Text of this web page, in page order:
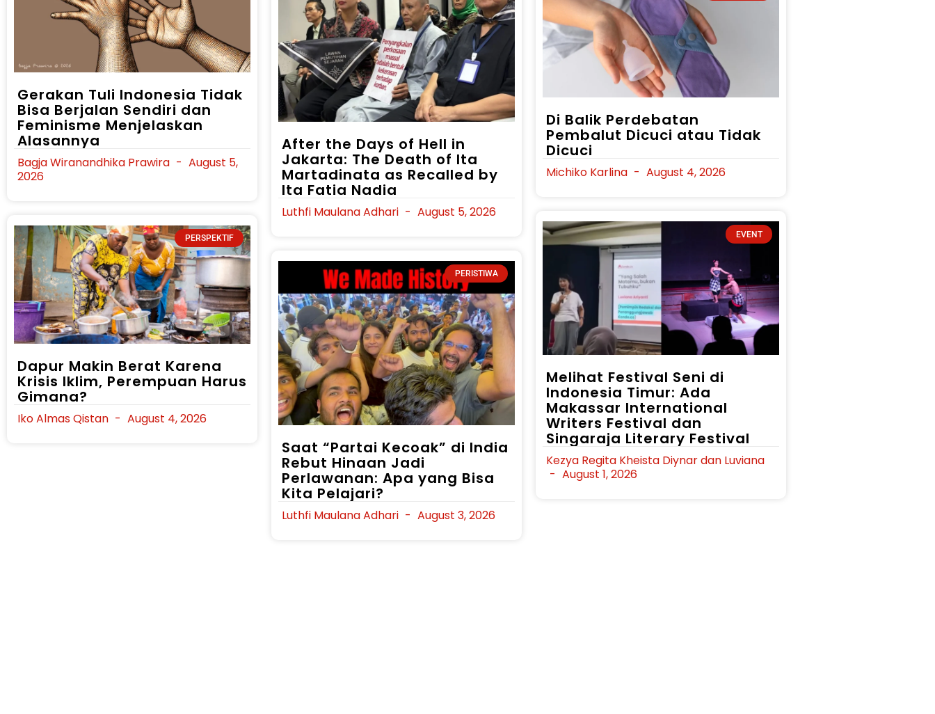
Gerakan Tuli Indonesia Tidak
Bisa Berjalan Sendiri dan
Feminisme Menjelaskan
Alasannya
Bagja Wiranandhika Prawira
August 5,
2026
After the Days of Hell in
Jakarta: The Death of Ita
Martadinata as Recalled by
Ita Fatia Nadia
Luthfi Maulana Adhari August 5, 2026
Di Balik Perdebatan
Pembalut Dicuci atau Tidak
Dicuci
Michiko Karlina August 4, 2026
PERSPEKTIF
Dapur Makin Berat Karena
Krisis Iklim, Perempuan Harus
Gimana?
Iko Almas Qistan August 4, 2026
PERISTIWA
Saat “Partai Kecoak” di India
Rebut Hinaan Jadi
Perlawanan: Apa yang Bisa
Kita Pelajari?
Luthfi Maulana Adhari August 3, 2026
EVENT
Melihat Festival Seni di
Indonesia Timur: Ada
Makassar International
Writers Festival dan
Singaraja Literary Festival
Kezya Regita Kheista Diynar dan Luviana
August 1, 2026